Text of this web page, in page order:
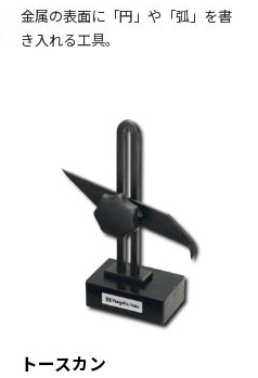
金属の表面に「円」や「弧」を書
き入れる工具。
トースカン